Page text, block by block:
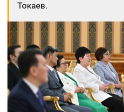
Токаев.